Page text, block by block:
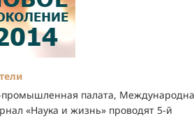
промышленная палата,
«Наука и жизнь» проводят 5-й